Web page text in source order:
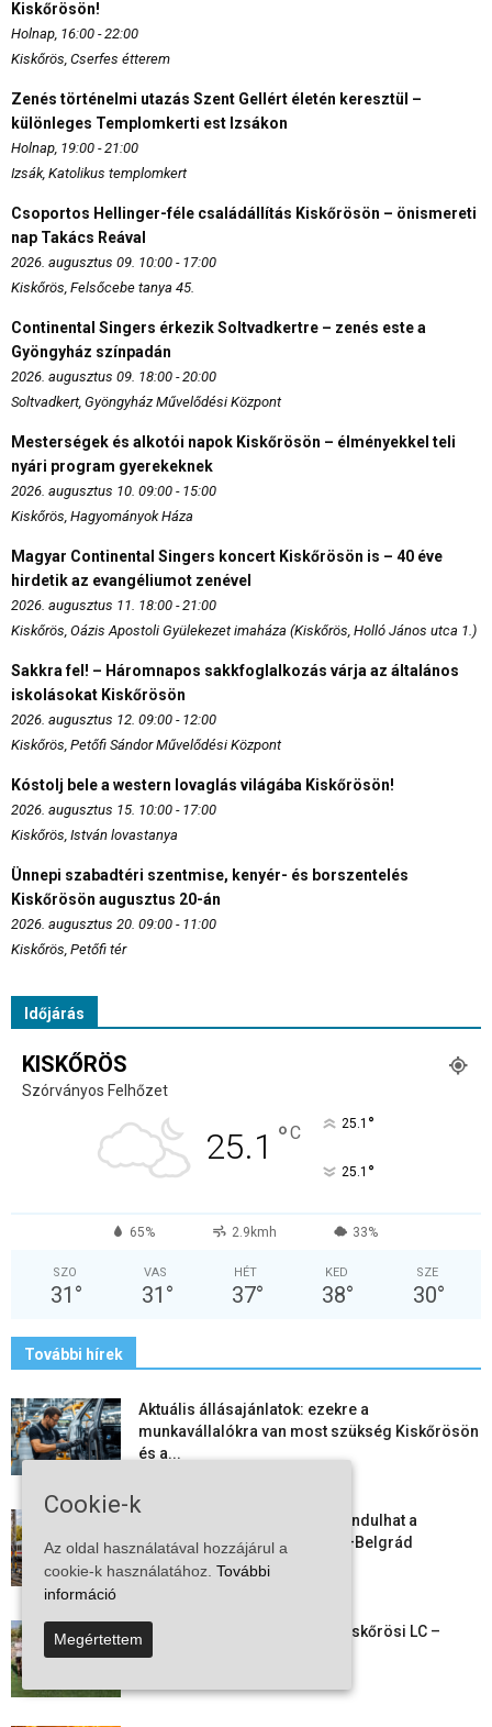
Kiskőrösön!
Holnap, 16:00 - 22:00
Kiskőrös, Cserfes étterem
Zenés történelmi utazás Szent Gellért életén keresztül –
különleges Templomkerti est Izsákon
Holnap, 19:00 - 21:00
Izsák, Katolikus templomkert
Csoportos Hellinger-féle családállítás Kiskőrösön – önismereti
nap Takács Reával
2026. augusztus 09. 10:00 - 17:00
Kiskőrös, Felsőcebe tanya 45.
Continental Singers érkezik Soltvadkertre – zenés este a
Gyöngyház színpadán
2026. augusztus 09. 18:00 - 20:00
Soltvadkert, Gyöngyház Művelődési Központ
Mesterségek és alkotói napok Kiskőrösön – élményekkel teli
nyári program gyerekeknek
2026. augusztus 10. 09:00 - 15:00
Kiskőrös, Hagyományok Háza
Magyar Continental Singers koncert Kiskőrösön is – 40 éve
hirdetik az evangéliumot zenével
2026. augusztus 11. 18:00 - 21:00
Kiskőrös, Oázis Apostoli Gyülekezet imaháza (Kiskőrös, Holló János utca 1.)
Sakkra fel! – Háromnapos sakkfoglalkozás várja az általános
iskolásokat Kiskőrösön
2026. augusztus 12. 09:00 - 12:00
Kiskőrös, Petőfi Sándor Művelődési Központ
Kóstolj bele a western lovaglás világába Kiskőrösön!
2026. augusztus 15. 10:00 - 17:00
Kiskőrös, István lovastanya
Ünnepi szabadtéri szentmise, kenyér- és borszentelés
Kiskőrösön augusztus 20-án
2026. augusztus 20. 09:00 - 11:00
Kiskőrös, Petőfi tér
Időjárás
KISKŐRÖS
Szórványos Felhőzet
25.1 °C 25.1 °
25.1 °
65% 2.9kmh 33%
SZO
31 °
VAS
31 °
HÉT
37°
KED
38°
SZE
30°
További hírek
Aktuális állásajánlatok: ezekre a
munkavállalókra van most szükség Kiskőrösön
és a...
Vitézy Dávid: már ősszel újraindulhat a
személyszállítás a Budapest–Belgrád
vasútvonalon
Megkezdte a felkészülést a Kiskőrösi LC –
együtt maradt a keret,...
Cookie-k
Az oldal használatával hozzájárul a
cookie-k használatához. További
információ
Megértettem